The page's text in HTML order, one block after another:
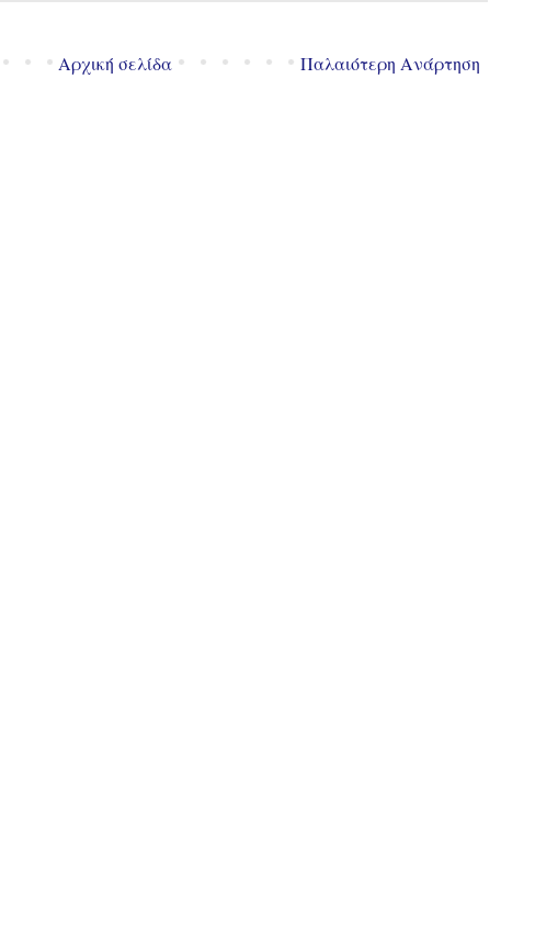
Παλαιότερη Ανάρτηση
Αρχική σελίδα